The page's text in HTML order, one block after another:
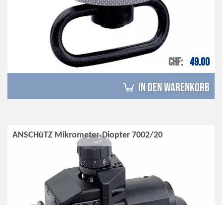
CHF 49.00
in den Warenkorb
ANSCHüTZ Mikrometer-Diopter 7002/20